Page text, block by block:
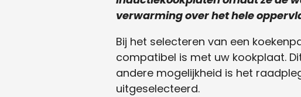
verwarming over het hele
Bij het selecteren van een
compatibel is met uw kookplaat.
andere mogelijkheid is het
uitgeselecteerd.